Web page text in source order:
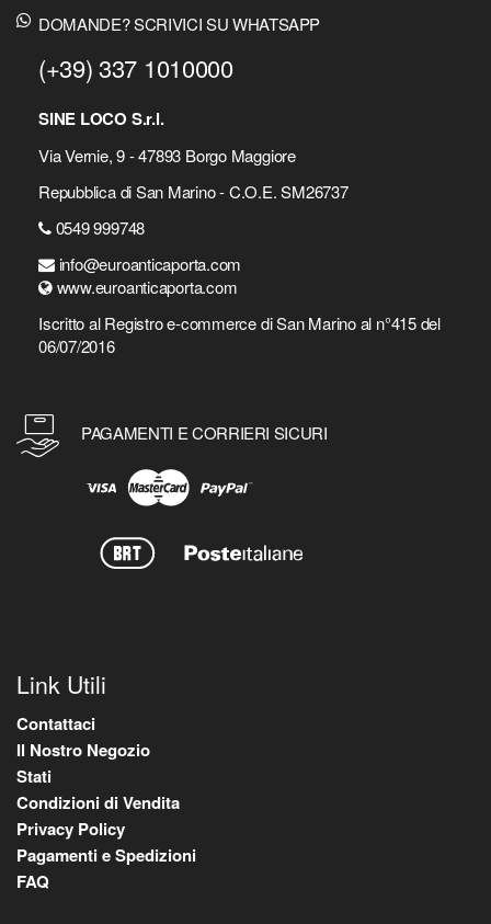
DOMANDE? SCRIVICI SU WHATSAPP
(+39) 337 1010000
SINE LOCO S.r.l.
Via Vernie, 9 - 47893 Borgo Maggiore
Repubblica di San Marino - C.O.E. SM26737
0549 999748
info@euroanticaporta.com
www.euroanticaporta.com
Iscritto al Registro e-commerce di San Marino al n°415 del
06/07/2016
PAGAMENTI E CORRIERI SICURI
Link Utili
Contattaci
Il Nostro Negozio
Stati
Condizioni di Vendita
Privacy Policy
Pagamenti e Spedizioni
FAQ